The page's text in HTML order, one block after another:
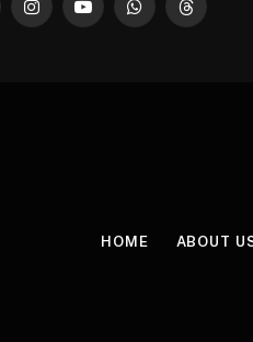
InstagramYouTubeWhatsAppThreads
HOME ABOUT